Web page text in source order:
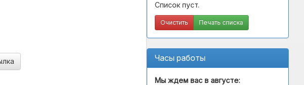
Список пуст.
Очистить Печать списка
Часы работы
Мы ждем вас в августе: